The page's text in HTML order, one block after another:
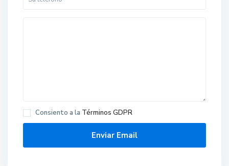
Consiento a la Términos GDPR